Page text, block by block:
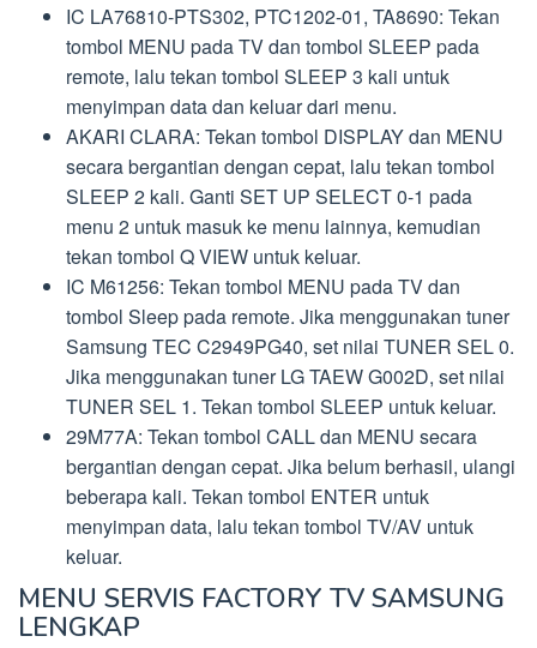
IC LA76810-PTS302, PTC1202-01, TA8690: Tekan
tombol MENU pada TV dan tombol SLEEP pada
remote, lalu tekan tombol SLEEP 3 kali untuk
menyimpan data dan keluar dari menu.
AKARI CLARA: Tekan tombol DISPLAY dan MENU
secara bergantian dengan cepat, lalu tekan tombol
SLEEP 2 kali. Ganti SET UP SELECT 0-1 pada
menu 2 untuk masuk ke menu lainnya, kemudian
tekan tombol Q VIEW untuk keluar.
IC M61256: Tekan tombol MENU pada TV dan
tombol Sleep pada remote. Jika menggunakan tuner
Samsung TEC C2949PG40, set nilai TUNER SEL 0.
Jika menggunakan tuner LG TAEW G002D, set nilai
TUNER SEL 1. Tekan tombol SLEEP untuk keluar.
29M77A: Tekan tombol CALL dan MENU secara
bergantian dengan cepat. Jika belum berhasil, ulangi
beberapa kali. Tekan tombol ENTER untuk
menyimpan data, lalu tekan tombol TV/AV untuk
keluar.
MENU SERVIS FACTORY TV SAMSUNG
LENGKAP